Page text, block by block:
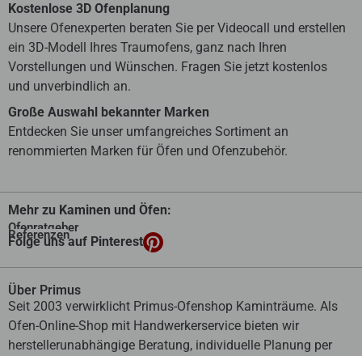
Kostenlose 3D Ofenplanung
Unsere Ofenexperten beraten Sie per Videocall und erstellen
ein 3D-Modell Ihres Traumofens, ganz nach Ihren
Vorstellungen und Wünschen. Fragen Sie jetzt kostenlos
und unverbindlich an.
Große Auswahl bekannter Marken
Entdecken Sie unser umfangreiches Sortiment an
renommierten Marken für Öfen und Ofenzubehör.
Mehr zu Kaminen und Öfen:
Ofenratgeber
Referenzen
Folge uns auf Pinterest
Über Primus
Seit 2003 verwirklicht Primus-Ofenshop Kaminträume. Als
Ofen-Online-Shop mit Handwerkerservice bieten wir
herstellerunabhängige Beratung, individuelle Planung per